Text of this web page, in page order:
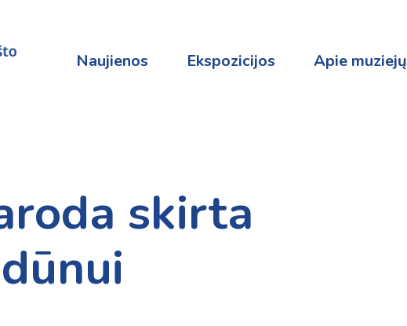
Naujienos Ekspozicijos Apie muziejų
skirta